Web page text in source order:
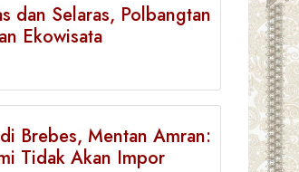
dan Selaras, Polbangtan
Ekowisata
Brebes, Mentan Amran:
Tidak Akan Impor